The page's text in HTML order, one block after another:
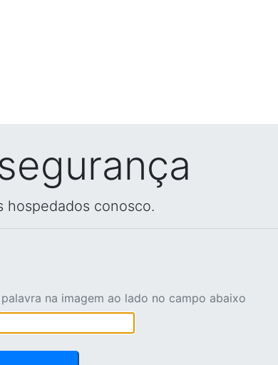
hospedados conosco.
na imagem ao lado no campo abaixo